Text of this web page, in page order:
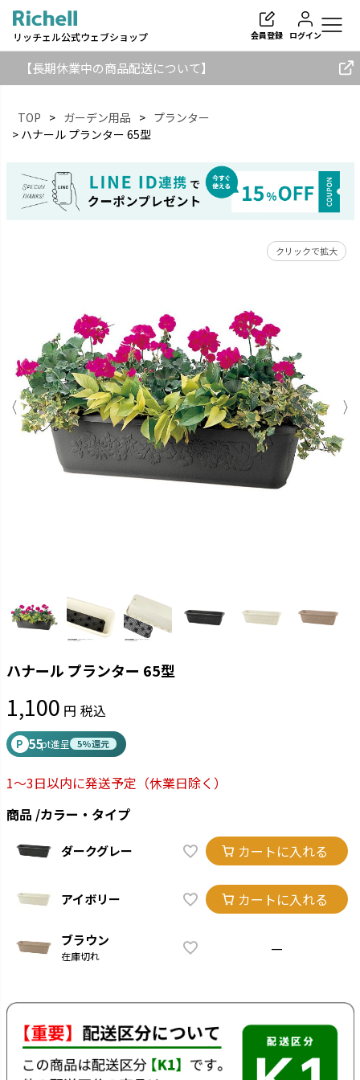
リッチェル公式ウェブショップ 会員登録 ログイン
【長期休業中の商品配送について】
TOP ガーデン用品
プランター
ハナール プランター 65型
クリックで拡大
ハナール プランター 65型
1,100 税込
P 55pt進呈 5%還元
1～3日以内に発送予定 （休業日除く）
商品 カラー・タイプ
ダークグレー カートに入れる
アイボリー カートに入れる
ブラウン
在庫切れ —